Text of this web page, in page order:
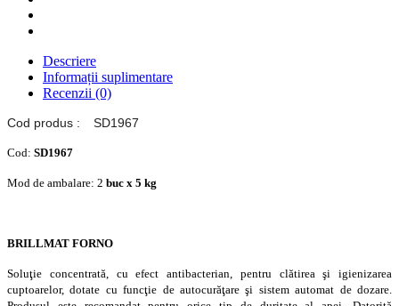
Descriere
Informații suplimentare
Recenzii (0)
Cod produs : SD1967
Cod: SD1967
Mod de ambalare: 2 buc x 5 kg
BRILLMAT FORNO
Soluţie concentrată, cu efect antibacterian, pentru clătirea şi igienizarea
cuptoarelor, dotate cu funcţie de autocurăţare şi sistem automat de dozare.